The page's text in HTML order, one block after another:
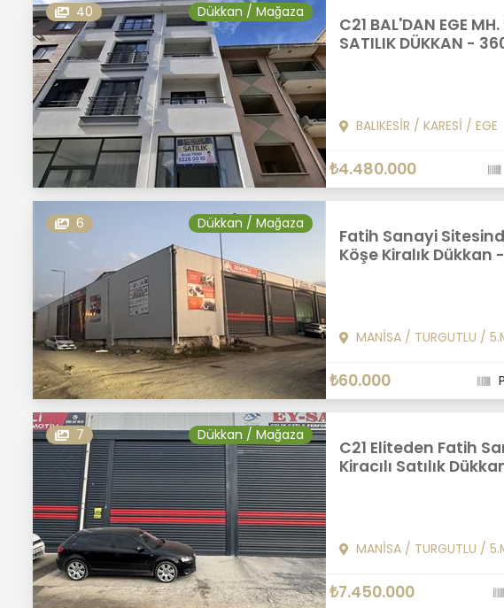
40 Dükkan / Mağaza
C21 BAL'DAN EGE
SATILIK DÜKKAN -
BALIKESİR / KARESİ / EGE
₺4.480.000
6 Dükkan / Mağaza
Fatih Sanayi
Köşe Kiralık Dükkan
MANİSA/ TURGUTLU /
₺60.000
7 Dükkan / Mağaza
C21 Eliteden Fatih
Kiracılı Satılık
MANİSA/ TURGUTLU /
₺7.450.000